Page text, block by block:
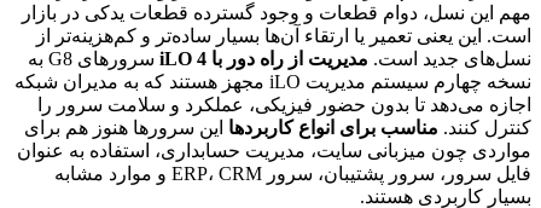
مهم این نسل، دوام قطعات و وجود گسترده قطعات یدکی در بازار
است. این یعنی تعمیر یا ارتقاء آن‌ها بسیار ساده‌تر و کم‌هزینه‌تر از
نسل‌های جدید است. مدیریت از راه دور با iLO 4
سرورهای G8 به
نسخه چهارم سیستم مدیریت iLO مجهز هستند که به مدیران شبکه
اجازه می‌دهد تا بدون حضور فیزیکی، عملکرد و سلامت سرور را
کنترل کنند. مناسب برای انواع کاربردها این سرورها هنوز هم برای
مواردی چون میزبانی سایت، مدیریت حسابداری، استفاده به عنوان
فایل سرور، سرور پشتیبان، سرور ERP، CRM و موارد مشابه
بسیار کاربردی هستند.